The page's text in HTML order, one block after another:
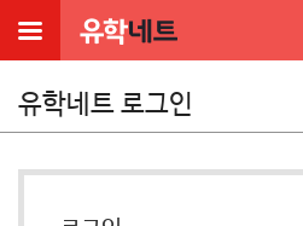
유학네트 로그인